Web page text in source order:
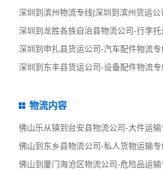
深圳到滨州物流专线|深圳到滨州货运公
深圳到龙胜各族自治县物流公司-行李托
深圳到申扎县货运公司-汽车配件物流专
深圳到东丰县货运公司-设备配件物流专
物流内容
佛山乐从镇到台安县物流公司-大件运输
佛山到东乡县物流公司-私人货物运输专
佛山到厦门海沧区物流公司-危险品运输